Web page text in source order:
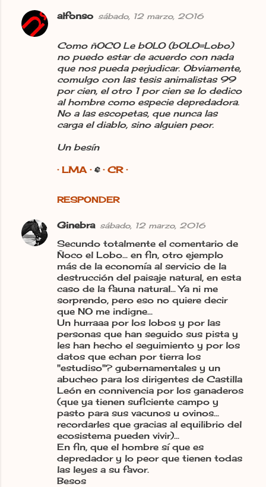
alfonso sábado, 12 marzo, 2016
Como ñOCO Le bOLO (bOLO=Lobo)
no puedo estar de acuerdo con nada
que nos pueda perjudicar. Obviamente,
comulgo con las tesis animalistas 99
por cien, el otro 1 por cien se lo dedico
al hombre como especie depredadora.
No a las escopetas, que nunca las
carga el diablo, sino alguien peor.
Un besín
· LMA · & · CR ·
RESPONDER
Ginebra sábado, 12 marzo, 2016
Secundo totalmente el comentario de
Ñoco el Lobo... en fin, otro ejemplo
más de la economía al servicio de la
destrucción del paisaje natural, en esta
caso de la fauna natural... Ya ni me
sorprendo, pero eso no quiere decir
que NO me indigne...
Un hurraaa por los lobos y por las
personas que han seguido sus pista y
les han hecho el seguimiento y por los
datos que echan por tierra los
"estudiso"? gubernamentales y un
abucheo para los dirigentes de Castilla
León en connivencia por los ganaderos
(que ya tienen suficiente campo y
pasto para sus vacunos u ovinos...
recordarles que gracias al equilibrio del
ecosistema pueden vivir)...
En fin, que el hombre sí que es
depredador y lo peor que tienen todas
las leyes a su favor.
Besos